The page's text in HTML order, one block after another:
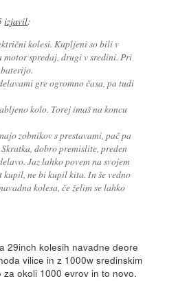
izjavil:
kolesi. Kupljeni so bili v
motor spredaj, drugi v sredini. Pri
gre ogromno časa, pa tudi
kolo. Torej imaš na koncu
zobnikov s prestavami, pač pa
dobro premislite, preden
Jaz lahko povem na svojem
kupil, ne bi kupil kita. In še vedno
kolesa, če želim se lahko
29inch kolesih navadne deore
vilice in z 1000w sredinskim
okoli 1000 evrov in to novo.